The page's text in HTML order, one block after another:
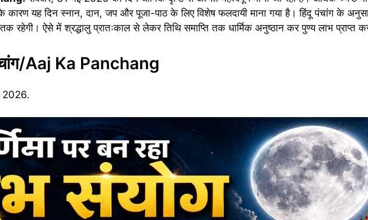
के कारण यह दिन स्नान, दान, जप और पूजा-पाठ के लिए विशेष फलदायी माना गया है। हिंदू पंचांग के अनुसार
रहेगी। ऐसे में श्रद्धालु प्रातःकाल से लेकर तिथि समाप्ति तक धार्मिक अनुष्ठान कर पुण्य लाभ प्राप्त
Aaj Ka Panchang
2026.